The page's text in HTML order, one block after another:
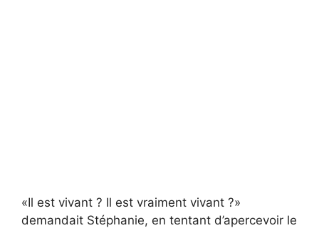
«Il est vivant ? Il est vraiment vivant ?»
demandait Stéphanie, en tentant d’apercevoir le